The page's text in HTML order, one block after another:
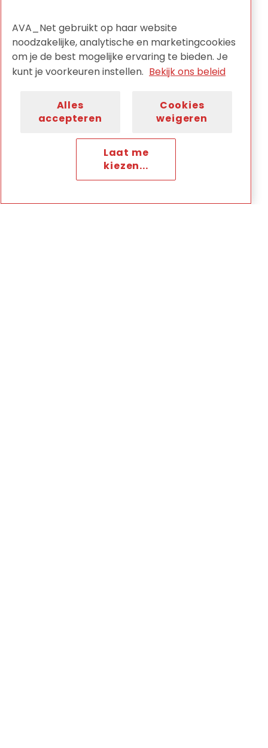
FFAA stelt enorme collectie van Dick
AVA_Net gebruikt op haar website
noodzakelijke, analytische en marketingcookies
om je de best mogelijke ervaring te bieden. Je
kunt je voorkeuren instellen. Bekijk ons beleid
Alles
accepteren
Cookies
weigeren
Laat me
kiezen...